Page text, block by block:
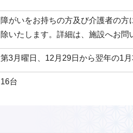
障がいをお持ちの方及び介護者の
除いたします。詳細は、施設へお問
第3月曜日、12月29日から翌年の1
16台